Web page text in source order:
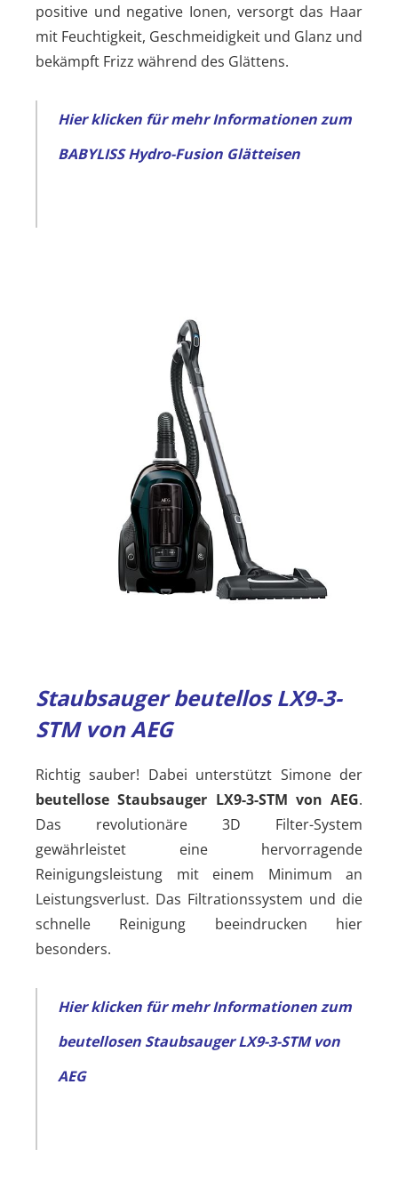
positive und negative Ionen, versorgt das Haar
mit Feuchtigkeit, Geschmeidigkeit und Glanz und
bekämpft Frizz während des Glättens.
Hier klicken für mehr Informationen zum
BABYLISS Hydro-Fusion Glätteisen
Staubsauger beutellos LX9-3-
STM von AEG
Richtig sauber! Dabei unterstützt Simone der
beutellose Staubsauger LX9-3-STM von AEG.
Das revolutionäre 3D Filter-System
gewährleistet eine hervorragende
Reinigungsleistung mit einem Minimum an
Leistungsverlust. Das Filtrationssystem und die
schnelle Reinigung beeindrucken hier
besonders.
Hier klicken für mehr Informationen zum
beutellosen Staubsauger LX9-3-STM von
AEG